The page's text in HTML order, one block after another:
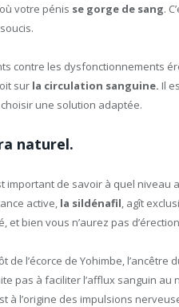
votre pénis se gorge de sang.
contre les dysfonctionnements
sur la circulation sanguine. Il
une solution adaptée.
naturel.
important de savoir à quel niveau
active, la sildénafil, agît
et bien vous n’aurez pas
de l’écorce de Yohimbe,
pas à faciliter l’afflux sanguin
à l’origine des impulsions